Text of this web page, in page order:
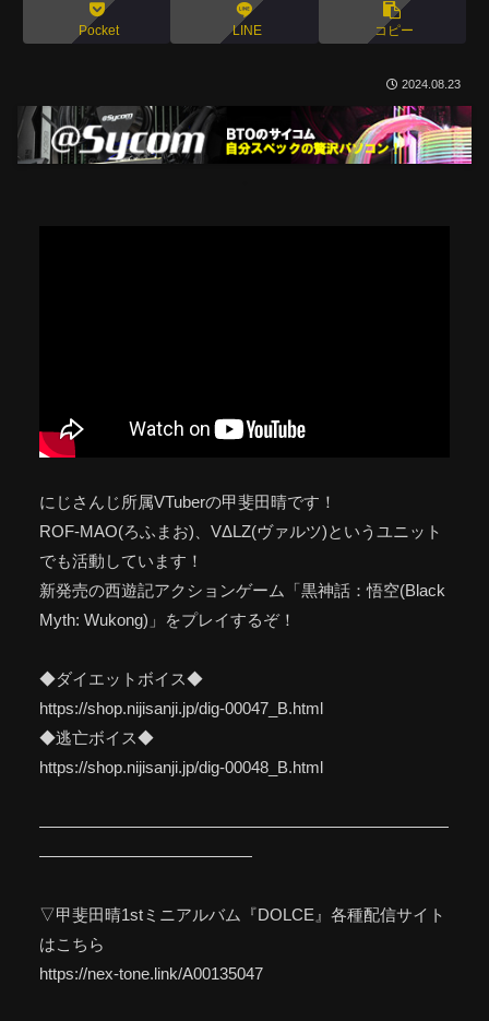
Pocket LINE コピー
2024.08.23
にじさんじ所属VTuberの甲斐田晴です！
ROF-MAO(ろふまお)、VΔLZ(ヴァルツ)というユニット
でも活動しています！
新発売の西遊記アクションゲーム「黒神話：悟空(Black
Myth: Wukong)」をプレイするぞ！
◆ダイエットボイス◆
https://shop.nijisanji.jp/dig-00047_B.html
◆逃亡ボイス◆
https://shop.nijisanji.jp/dig-00048_B.html
—————————————————————————
—————————————
▽甲斐田晴1stミニアルバム『DOLCE』各種配信サイト
はこちら
https://nex-tone.link/A00135047